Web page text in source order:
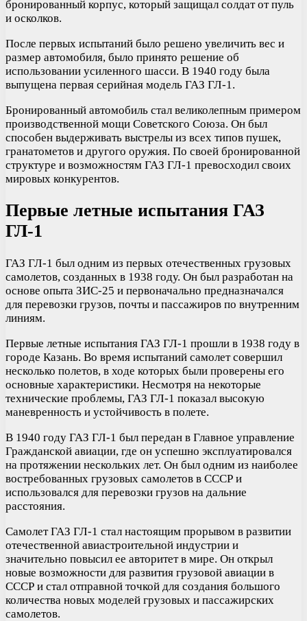
бронированный корпус, который защищал солдат от пуль
и осколков.
После первых испытаний было решено увеличить вес и
размер автомобиля, было принято решение об
использовании усиленного шасси. В 1940 году была
выпущена первая серийная модель ГАЗ ГЛ-1.
Бронированный автомобиль стал великолепным примером
производственной мощи Советского Союза. Он был
способен выдерживать выстрелы из всех типов пушек,
гранатометов и другого оружия. По своей бронированной
структуре и возможностям ГАЗ ГЛ-1 превосходил своих
мировых конкурентов.
Первые летные испытания ГАЗ
ГЛ-1
ГАЗ ГЛ-1 был одним из первых отечественных грузовых
самолетов, созданных в 1938 году. Он был разработан на
основе опыта ЗИС-25 и первоначально предназначался
для перевозки грузов, почты и пассажиров по внутренним
линиям.
Первые летные испытания ГАЗ ГЛ-1 прошли в 1938 году в
городе Казань. Во время испытаний самолет совершил
несколько полетов, в ходе которых были проверены его
основные характеристики. Несмотря на некоторые
технические проблемы, ГАЗ ГЛ-1 показал высокую
маневренность и устойчивость в полете.
В 1940 году ГАЗ ГЛ-1 был передан в Главное управление
Гражданской авиации, где он успешно эксплуатировался
на протяжении нескольких лет. Он был одним из наиболее
востребованных грузовых самолетов в СССР и
использовался для перевозки грузов на дальние
расстояния.
Самолет ГАЗ ГЛ-1 стал настоящим прорывом в развитии
отечественной авиастроительной индустрии и
значительно повысил ее авторитет в мире. Он открыл
новые возможности для развития грузовой авиации в
СССР и стал отправной точкой для создания большого
количества новых моделей грузовых и пассажирских
самолетов.